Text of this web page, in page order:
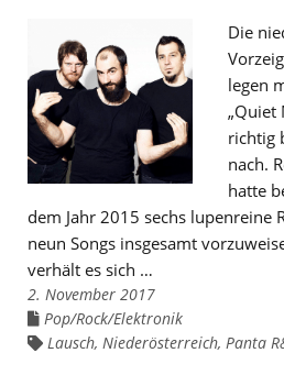
Die
legen
„Quiet
richtig
nach.
hatte
dem Jahr 2015 sechs lupenreine
neun Songs insgesamt
verhält es sich …
2. November 2017
Links
den
Pop/Rock/Elektronik
Links
Lausch, Niederösterreich, Panta